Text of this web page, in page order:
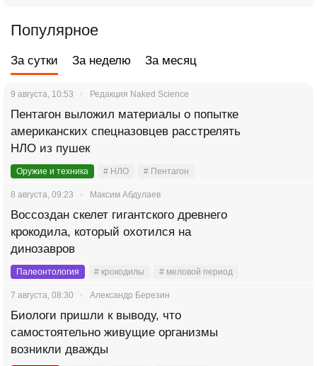
Популярное
За сутки За неделю За месяц
9 августа, 10:53 Редакция Naked Science
Пентагон выложил материалы о попытке
американских спецназовцев расстрелять
НЛО из пушек
Оружие и техника # НЛО # Пентагон
8 августа, 09:23 Максим Абдулаев
Воссоздан скелет гигантского древнего
крокодила, который охотился на
динозавров
Палеонтология # крокодилы # меловой период
7 августа, 08:30 Александр Березин
Биологи пришли к выводу, что
самостоятельно живущие организмы
возникли дважды